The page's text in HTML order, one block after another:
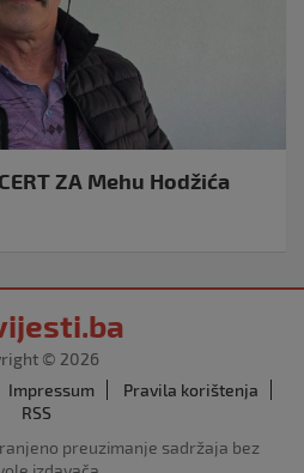
ZA Mehu Hodžića
© 2026
Impressum
Pravila korištenja
RSS
preuzimanje sadržaja bez